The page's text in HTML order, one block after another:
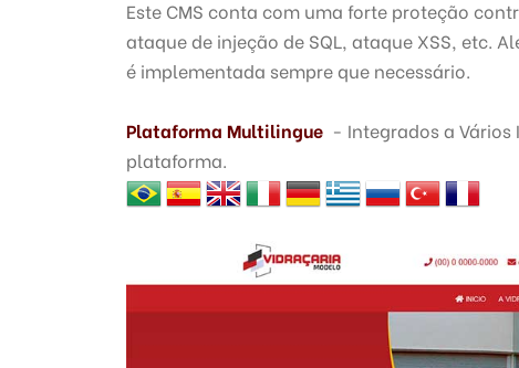
Este CMS conta com uma forte proteção
ataque de injeção de SQL, ataque XSS, etc.
é implementada sempre que necessário.
Plataforma Multilingue - Integrados a
plataforma.